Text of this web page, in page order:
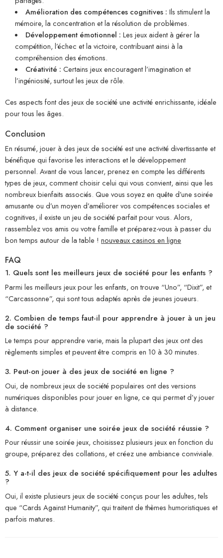
Amélioration des compétences cognitives : Ils stimulent la
mémoire, la concentration et la résolution de problèmes.
Développement émotionnel : Les jeux aident à gérer la
compétition, l’échec et la victoire, contribuant ainsi à la
compréhension des émotions.
Créativité : Certains jeux encouragent l’imagination et
l’ingéniosité, surtout les jeux de rôle.
Ces aspects font des jeux de société une activité enrichissante, idéale
pour tous les âges.
Conclusion
En résumé, jouer à des jeux de société est une activité divertissante et
bénéfique qui favorise les interactions et le développement
personnel. Avant de vous lancer, prenez en compte les différents
types de jeux, comment choisir celui qui vous convient, ainsi que les
nombreux bienfaits associés. Que vous soyez en quête d’une soirée
amusante ou d’un moyen d’améliorer vos compétences sociales et
cognitives, il existe un jeu de société parfait pour vous. Alors,
rassemblez vos amis ou votre famille et préparez-vous à passer du
bon temps autour de la table ! nouveaux casinos en ligne
FAQ
1. Quels sont les meilleurs jeux de société pour les enfants ?
Parmi les meilleurs jeux pour les enfants, on trouve “Uno”, “Dixit”, et
“Carcassonne”, qui sont tous adaptés après de jeunes joueurs.
2. Combien de temps faut-il pour apprendre à jouer à un jeu
de société ?
Le temps pour apprendre varie, mais la plupart des jeux ont des
règlements simples et peuvent être compris en 10 à 30 minutes.
3. Peut-on jouer à des jeux de société en ligne ?
Oui, de nombreux jeux de société populaires ont des versions
numériques disponibles pour jouer en ligne, ce qui permet d’y jouer
à distance.
4. Comment organiser une soirée jeux de société réussie ?
Pour réussir une soirée jeux, choisissez plusieurs jeux en fonction du
groupe, préparez des collations, et créez une ambiance conviviale.
5. Y a-t-il des jeux de société spécifiquement pour les adultes
?
Oui, il existe plusieurs jeux de société conçus pour les adultes, tels
que “Cards Against Humanity”, qui traitent de thèmes humoristiques et
parfois matures.